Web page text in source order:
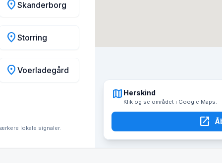
location_on Skanderborg
location_on Storring
location_on Voerladegård
lokale signaler.
map Herskind
Klik og se området i Google Maps.
open_in_new